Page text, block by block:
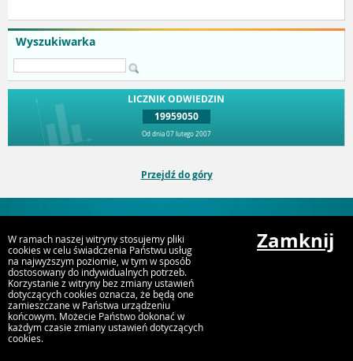
Wyszukiwarka
LICZNIK ODWIEDZIN
19959050
Od dnia 07 lutego 2007
Przejdź do góry
ul. Rynek 4, 43-246 Strumień
W ramach naszej witryny stosujemy pliki
cookies w celu świadczenia Państwu usług
na najwyższym poziomie, w tym w sposób
dostosowany do indywidualnych potrzeb.
Korzystanie z witryny bez zmiany ustawień
dotyczących cookies oznacza, że będą one
zamieszczane w Państwa urządzeniu
końcowym. Możecie Państwo dokonać w
każdym czasie zmiany ustawień dotyczących
cookies.
Zamknij